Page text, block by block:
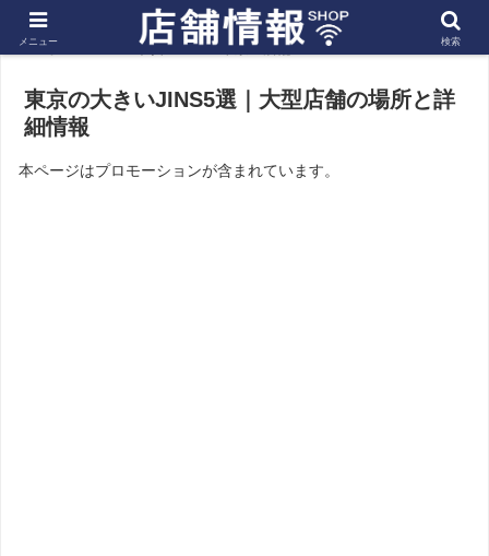
ホーム 関東 東京の店舗
東京の大きいJINS5選｜大型店舗の場所と詳
細情報
本ページはプロモーションが含まれています。
メニュー 検索